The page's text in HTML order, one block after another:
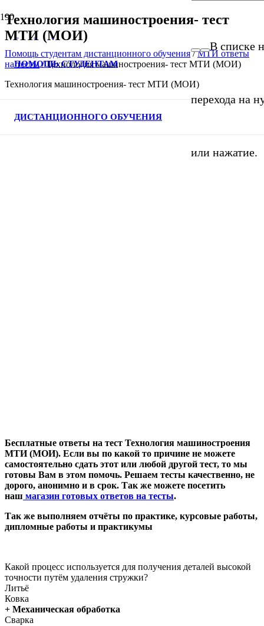
ПОМОЩЬ СТУДЕНТАМ
ДИСТАНЦИОННОГО ОБУЧЕНИЯ
В списке
перехода на
или нажатие.
Технология машиностроения- тест
МТИ (МОИ)
Помощь студентам дистанционного обучения/МТИ ответы
на тесты/Технология машиностроения- тест МТИ (МОИ)
Технология машиностроения- тест МТИ (МОИ)
Бесплатные ответы на тест Технология машиностроения
МТИ (МОИ). Если вы по какой то причине не можете
самостоятельно сдать этот или любой другой тест, то мы
готовы Вам в этом помочь. Решаем тесты качественно, не
дорого, анонимно и в срок. Так же можете посетить
наш магазин готовых ответов на тесты.
Так же выполняем отчёты по практике, курсовые работы,
дипломные работы и практикумы
Какой процесс используется для получения деталей высокой
точности путём удаления стружки?
Литьё
Ковка
+ Механическая обработка
Сварка